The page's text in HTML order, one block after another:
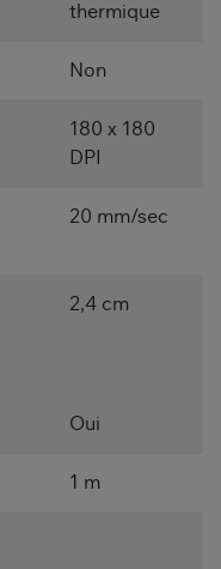
thermique
Non
180 x 180
DPI
20 mm/sec
2,4 cm
Oui
1 m